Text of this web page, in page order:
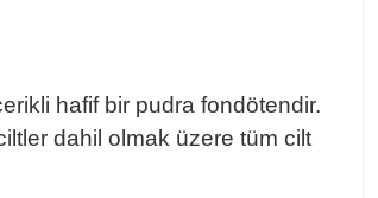
hafif bir pudra fondötendir.
dahil olmak üzere tüm cilt